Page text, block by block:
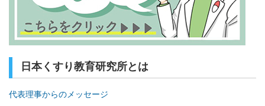
日本くすり教育研究所とは
代表理事からのメッセージ